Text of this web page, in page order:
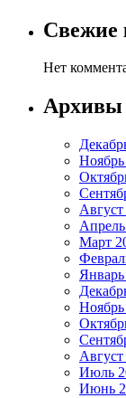
Свежие
Нет
Архивы
Март
Июль
Июнь